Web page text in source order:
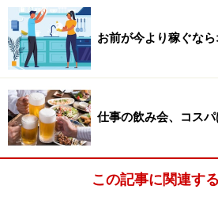
お前が今より稼ぐな
仕事の飲み会、コス
この記事に関連す